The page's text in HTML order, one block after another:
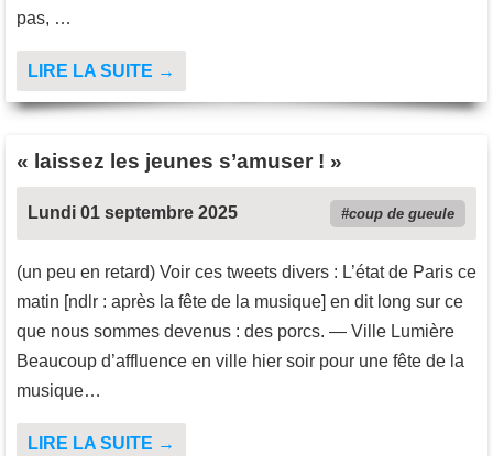
pas, …
LIRE LA SUITE →
« laissez les jeunes s’amuser ! »
Lundi 01 septembre 2025 coup de gueule
(un peu en retard) Voir ces tweets divers : L’état de Paris ce
matin [ndlr : après la fête de la musique] en dit long sur ce
que nous sommes devenus : des porcs. — Ville Lumière
Beaucoup d’affluence en ville hier soir pour une fête de la
musique…
LIRE LA SUITE →